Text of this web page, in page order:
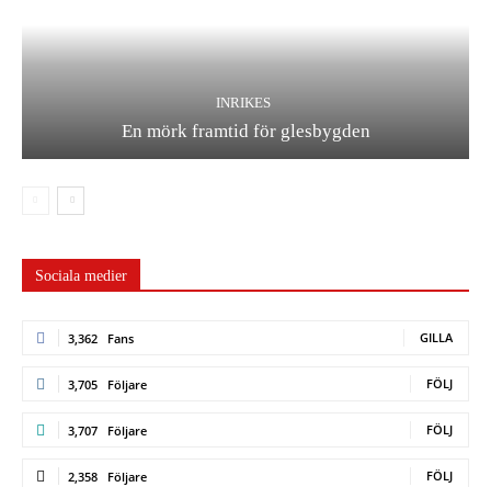
INRIKES
En mörk framtid för glesbygden
Sociala medier
3,362 Fans GILLA
3,705 Följare FÖLJ
3,707 Följare FÖLJ
2,358 Följare FÖLJ